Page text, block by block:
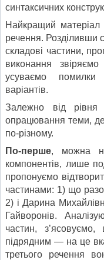
синтаксичних
Найкращий
речення. Розділивши
складові частини,
виконання
усуваємо помилки
варіантів.
Залежно від рівня
опрацювання теми,
по-різному.
По-перше, можна
компонентів, лише
пропонуємо
частинами: 1) що
2) і Дарина
Гайворонів.
частин,
підрядним — на це
третього речення